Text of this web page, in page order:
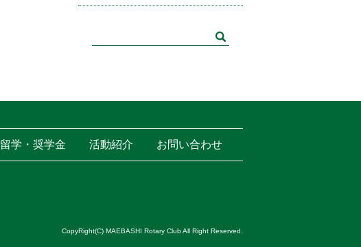
留学・奨学金 活動紹介 お問い合わせ
CopyRight(C) MAEBASHI Rotary Club All Right Reserved.